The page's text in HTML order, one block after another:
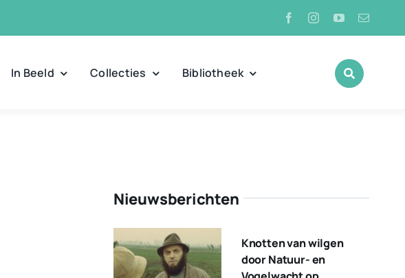
In Beeld Collecties Bibliotheek
Nieuwsberichten
Knotten van wilgen
door Natuur- en